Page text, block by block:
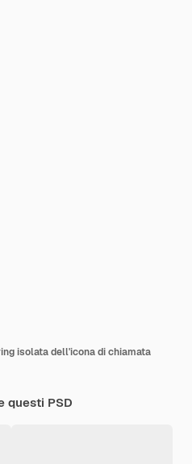
isolata dell'icona di chiamata
questi PSD